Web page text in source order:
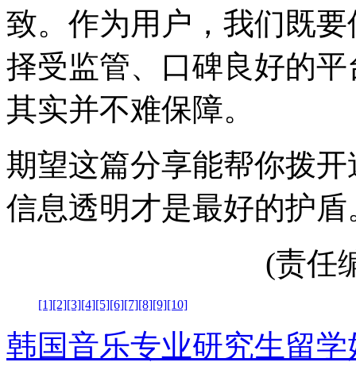
致。作为用户，我们既
择受监管、口碑良好的
其实并不难保障。
期望这篇分享能帮你拨
信息透明才是最好的护盾
(责任
[1][2][3][4][5][6][7][8][9][10]
韩国音乐专业研究生留学